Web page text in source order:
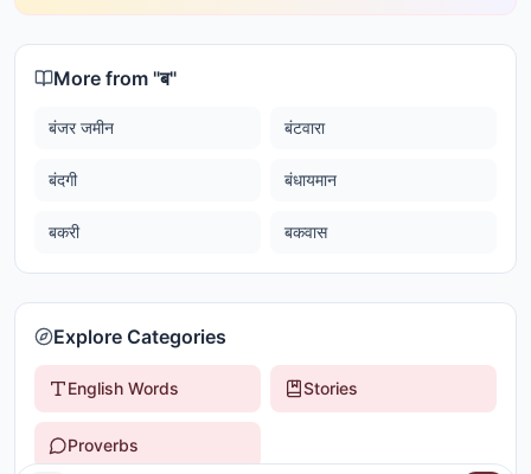
More from "ब"
बंजर जमीन बंटवारा
बंदगी बंधायमान
बकरी बकवास
Explore Categories
English Words Stories
Proverbs